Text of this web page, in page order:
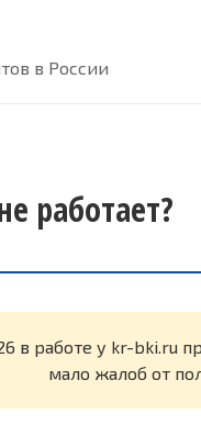
в России
работает?
в работе у kr-
мало жалоб от